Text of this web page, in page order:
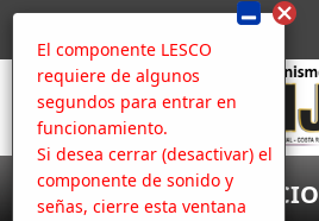
El componente LESCO
requiere de algunos
segundos para entrar en
funcionamiento.
Si desea cerrar (desactivar) el
componente de sonido y
señas, cierre esta ventana
NICIO